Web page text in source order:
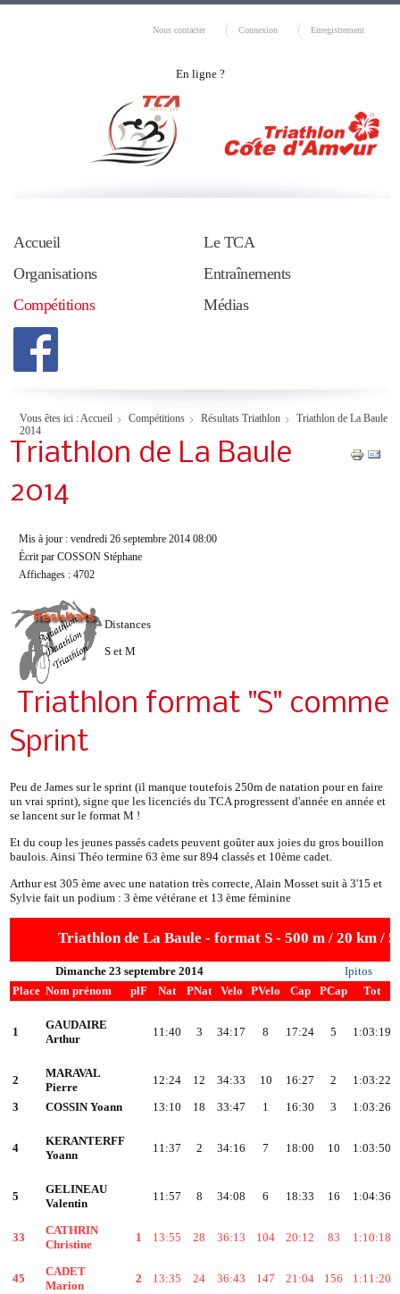
Nous contacter Connexion Enregistrement
En ligne ?
Accueil
Le TCA
Organisations
Entraînements
Compétitions
Médias
Vous êtes ici :Accueil Compétitions Résultats Triathlon
Triathlon de La Baule
2014
Triathlon de La Baule
2014
Mis à jour : vendredi 26 septembre 2014 08:00
Écrit par COSSON Stéphane
Affichages : 4702
Distances
S et M
Triathlon format "S" comme
Sprint
Peu de James sur le sprint (il manque toutefois 250m de natation pour en faire
un vrai sprint), signe que les licenciés du TCA progressent d'année en année et
se lancent sur le format M !
Et du coup les jeunes passés cadets peuvent goûter aux joies du gros bouillon
baulois. Ainsi Théo termine 63 ème sur 894 classés et 10ème cadet.
Arthur est 305 ème avec une natation très correcte, Alain Mosset suit à 3'15 et
Sylvie fait un podium : 3 ème vétérane et 13 ème féminine
Triathlon de La Baule - format S - 500 m / 20 km / 5
Dimanche 23 septembre 2014
Ipitos
Place Nom prénom plF Nat PNat Velo PVelo Cap PCap Tot
1
GAUDAIRE
Arthur
11:40 3 34:17 8 17:24 5 1:03:19
2
MARAVAL
Pierre
12:24 12 34:33 10 16:27 2 1:03:22
3
COSSIN Yoann 13:10 18 33:47 1 16:30 3 1:03:26
4
KERANTERFF
Yoann
11:37 2 34:16 7 18:00 10 1:03:50
5
GELINEAU
Valentin
11:57 8 34:08 6 18:33 16 1:04:36
33
CATHRIN
Christine
1 13:55 28 36:13 104 20:12 83 1:10:18
45
CADET
Marion
2 13:35 24 36:43 147 21:04 156 1:11:20